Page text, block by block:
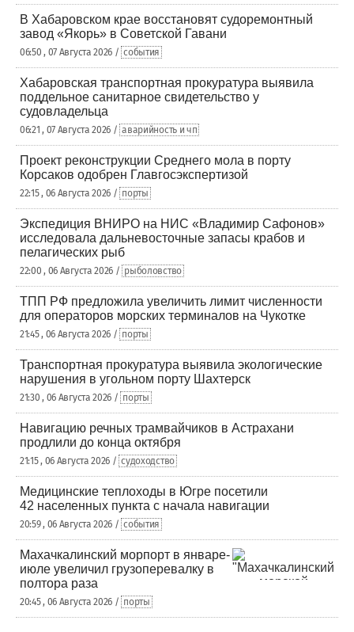
В Хабаровском крае восстановят судоремонтный
завод «Якорь» в Советской Гавани
06:50 , 07 Августа 2026 / события
Хабаровская транспортная прокуратура выявила
поддельное санитарное свидетельство у
судовладельца
06:21 , 07 Августа 2026 / аварийность и чп
Проект реконструкции Среднего мола в порту
Корсаков одобрен Главгосэкспертизой
22:15 , 06 Августа 2026 / порты
Экспедиция ВНИРО на НИС «Владимир Сафонов»
исследовала дальневосточные запасы крабов и
пелагических рыб
22:00 , 06 Августа 2026 / рыболовство
ТПП РФ предложила увеличить лимит численности
для операторов морских терминалов на Чукотке
21:45 , 06 Августа 2026 / порты
Транспортная прокуратура выявила экологические
нарушения в угольном порту Шахтерск
21:30 , 06 Августа 2026 / порты
Навигацию речных трамвайчиков в Астрахани
продлили до конца октября
21:15 , 06 Августа 2026 / судоходство
Медицинские теплоходы в Югре посетили
42 населенных пункта с начала навигации
20:59 , 06 Августа 2026 / события
Махачкалинский морпорт в январе-
июле увеличил грузоперевалку в
полтора раза
20:45 , 06 Августа 2026 / порты